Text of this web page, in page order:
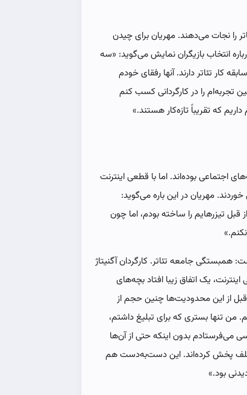
را نجات می‌دهند. مهریان برای چیدن
انتخاب بازیگران نمایش می‌گوید: «سه
بازیگرانی هستند که تقریباً بین ۱۵ تا ۲۰ سال سابقه کار تئاتر دارند. آنها رفقای خودم
تجربه‌ام را در کارگردانی کسب کنم
که تقریباً تازه‌کار هستند.»
اجتماعی بوده‌اند. اما با قطعی اینترنت
مهریان در این باره می‌گوید:
تیزرهایم را ساخته بودم، اما چون
همبستگی جامعه تئاتر. کارگردان آگنیتاژ
یک اتفاق زیبا افتاد بچه‌های
قبل از این محدودیت‌ها چنین حجم از
من تنها بستری که برای تبلیغ داشتم،
می‌فرستادم بدون اینکه حتی از آن‌ها
پخش کرده‌اند. این دست‌به‌دست هم
بود.»